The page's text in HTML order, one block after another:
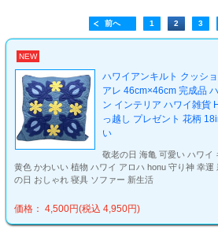
前へ 1 2 3
NEW
ハワイアンキルト クッシ
アレ 46cm×46cm 完成品
ン インテリア ハワイ雑貨
っ越し プレゼント 花柄
い
敬老の日 海亀 可愛い ハワイ
黄色 かわいい 植物 ハワイ アロハ honu 守り神 幸
の日 おしゃれ 寝具 ソファー 新生活
価格： 4,500円(税込 4,950円)